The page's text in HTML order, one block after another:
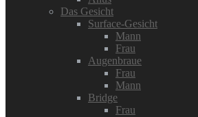
Das Gesicht
Surface-Gesicht
Mann
Frau
Augenbraue
Frau
Mann
Bridge
Frau